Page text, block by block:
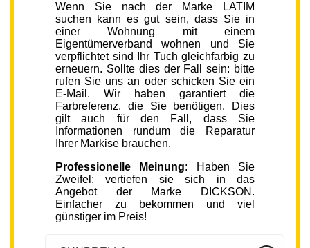
Wenn Sie nach der Marke LATIM
suchen kann es gut sein, dass Sie in
einer Wohnung mit einem
Eigentümerverband wohnen und Sie
verpflichtet sind Ihr Tuch gleichfarbig zu
erneuern. Sollte dies der Fall sein: bitte
rufen Sie uns an oder schicken Sie ein
E-Mail. Wir haben garantiert die
Farbreferenz, die Sie benötigen. Dies
gilt auch für den Fall, dass Sie
Informationen rundum die Reparatur
Ihrer Markise brauchen.
Professionelle Meinung: Haben Sie
Zweifel; vertiefen sie sich in das
Angebot der Marke DICKSON.
Einfacher zu bekommen und viel
günstiger im Preis!